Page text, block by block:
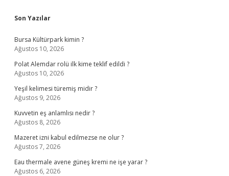
Sidebar
Son Yazılar
Bursa Kültürpark kimin ?
Ağustos 10, 2026
Polat Alemdar rolü ilk kime teklif edildi ?
Ağustos 10, 2026
Yeşil kelimesi türemiş midir ?
Ağustos 9, 2026
Kuvvetin eş anlamlısı nedir ?
Ağustos 8, 2026
Mazeret izni kabul edilmezse ne olur ?
Ağustos 7, 2026
Eau thermale avene güneş kremi ne işe yarar ?
Ağustos 6, 2026